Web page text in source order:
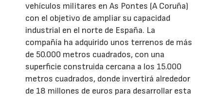
vehículos militares en As Pontes (A Coruña)
con el objetivo de ampliar su capacidad
industrial en el norte de España. La
compañía ha adquirido unos terrenos de más
de 50.000 metros cuadrados, con una
superficie construida cercana a los 15.000
metros cuadrados, donde invertirá alrededor
de 18 millones de euros para desarrollar esta